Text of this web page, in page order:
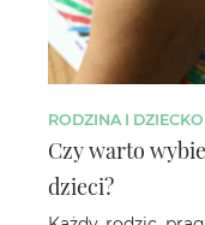
RODZINA I DZIECKO
Czy warto
dzieci?